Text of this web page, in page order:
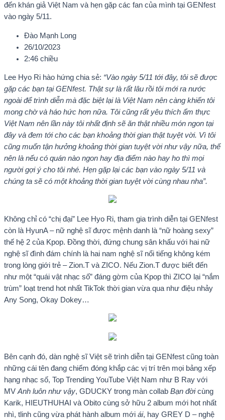
đến khán giả Việt Nam và hẹn gặp các fan của mình tại GENfest
vào ngày 5/11.
Đào Mạnh Long
26/10/2023
2:46 chiều
Lee Hyo Ri hào hứng chia sẻ: “Vào ngày 5/11 tới đây, tôi sẽ được
gặp các bạn tại GENfest. Thật sự là rất lâu rồi tôi mới ra nước
ngoài để trình diễn mà đặc biệt lại là Việt Nam nên càng khiến tôi
mong chờ và háo hức hơn nữa. Tôi cũng rất yêu thích ẩm thực
Việt Nam nên lần này tôi nhất định sẽ ăn thật nhiều món ngon tại
đây và đem tới cho các bạn khoảng thời gian thật tuyệt vời. Vì tôi
cũng muốn tận hưởng khoảng thời gian tuyệt vời như vậy nữa, thế
nên là nếu có quán nào ngon hay địa điểm nào hay ho thì mọi
người gợi ý cho tôi nhé. Hẹn gặp lại các bạn vào ngày 5/11 và
chúng ta sẽ có một khoảng thời gian tuyệt vời cùng nhau nha”.
Không chỉ có “chị đại” Lee Hyo Ri, tham gia trình diễn tại GENfest
còn là HyunA – nữ nghệ sĩ được mệnh danh là “nữ hoàng sexy”
thế hệ 2 của Kpop. Đồng thời, đứng chung sân khấu với hai nữ
nghệ sĩ đình đám chính là hai nam nghệ sĩ nổi tiếng không kém
trong lòng giới trẻ – Zion.T và ZICO. Nếu Zion.T được biết đến
như một “quái vật nhạc số” đáng gờm của Kpop thì ZICO lại “nắm
trùm” loạt trend hot nhất TikTok thời gian vừa qua như điệu nhảy
Any Song, Okay Dokey…
Bên cạnh đó, dàn nghệ sĩ Việt sẽ trình diễn tại GENfest cũng toàn
những cái tên đang chiếm đóng khắp các vị trí trên mọi bảng xếp
hạng nhạc số, Top Trending YouTube Việt Nam như B Ray với
MVAnh luôn như vậy, GDUCKY trong màn collab Bạn đờicùng
Karik, HIEUTHUHAI và Obito cùng sở hữu 2 album mới hot nhất
nhì, tlinh cũng vừa phát hành album mới ái, hay GREY D – nghệ